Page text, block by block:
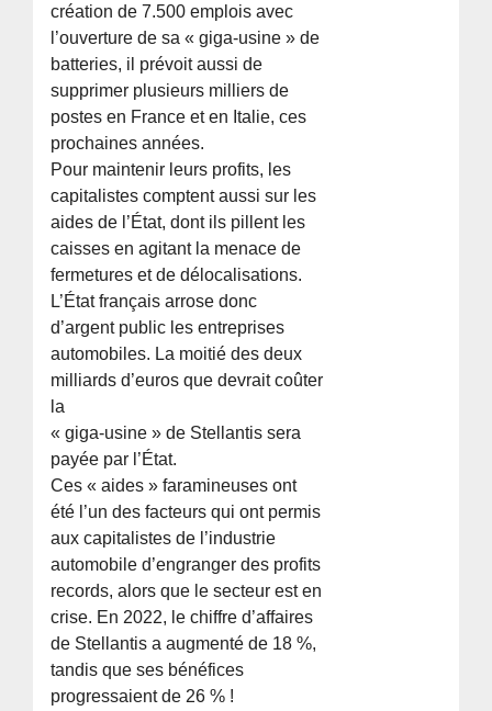
création de 7.500 emplois avec
l’ouverture de sa « giga-usine » de
batteries, il prévoit aussi de
supprimer plusieurs milliers de
postes en France et en Italie, ces
prochaines années.
Pour maintenir leurs profits, les
capitalistes comptent aussi sur les
aides de l’État, dont ils pillent les
caisses en agitant la menace de
fermetures et de délocalisations.
L’État français arrose donc
d’argent public les entreprises
automobiles. La moitié des deux
milliards d’euros que devrait coûter
la
« giga-usine » de Stellantis sera
payée par l’État.
Ces « aides » faramineuses ont
été l’un des facteurs qui ont permis
aux capitalistes de l’industrie
automobile d’engranger des profits
records, alors que le secteur est en
crise. En 2022, le chiffre d’affaires
de Stellantis a augmenté de 18 %,
tandis que ses bénéfices
progressaient de 26 % !